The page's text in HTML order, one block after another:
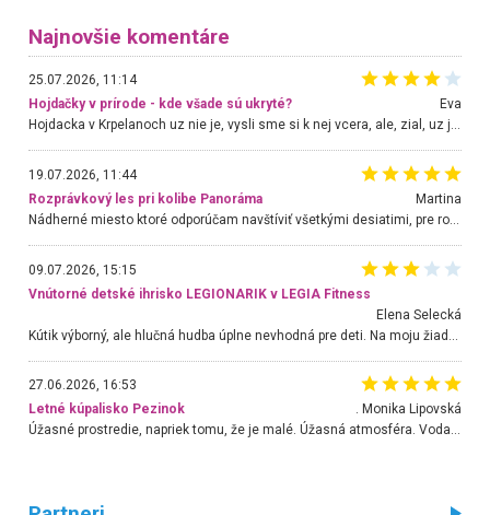
Najnovšie komentáre
25.07.2026, 11:14
Hojdačky v prírode - kde všade sú ukryté?
Eva
Hojdacka v Krpelanoch uz nie je, vysli sme si k nej vcera, ale, zial, uz je znicena. Ak sem planujete cestu len kvoli hojdacke, mozete si ju usetrit. Krasny vyhlad je tu vsak aj bez hojdacky :-)
19.07.2026, 11:44
Rozprávkový les pri kolibe Panoráma
Martina
Nádherné miesto ktoré odporúčam navštíviť všetkými desiatimi, pre rodiny s deťmi, dôchodcom... Proste a jednoducho ozaj rozprávkový les.. určite ešte prídeme. Odniesli sme si na pamiatku krásne tričká,
09.07.2026, 15:15
Vnútorné detské ihrisko LEGIONARIK v LEGIA Fitness
Elena Selecká
27.06.2026, 16:53
Letné kúpalisko Pezinok
. Monika Lipovská
Úžasné prostredie, napriek tomu, že je malé. Úžasná atmosféra. Voda fantastická a nádherná. Ľudí je pomerne veľa, ale su mili a ohľaduplní. Je veľmi zaujímavé sledovať, ako dokážu spolu športovať cudzí ľudia a bez ohľadu na vek. Vládne tu pohoda. Vnuka neviem dostať z vody. Ďakujem za krásny deň . Urcite sa sem vrátim. Jediný problém je s parkovaním, ale aj ten sa mi podarilo vyriešiť. Monika Bratislava